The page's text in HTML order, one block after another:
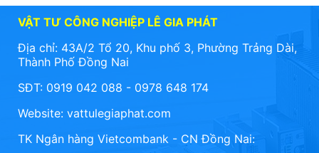
VẬT TƯ CÔNG NGHIỆP LÊ GIA PHÁT
Địa chỉ: 43A/2 Tổ 20, Khu phố 3, Phường Trảng Dài,
Thành Phố Đồng Nai
SĐT: 0919 042 088 - 0978 648 174
Website: vattulegiaphat.com
TK Ngân hàng Vietcombank - CN Đồng Nai: